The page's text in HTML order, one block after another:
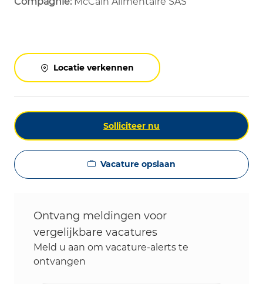
Locatie verkennen
Solliciteer nu
Vacature opslaan
Ontvang meldingen voor
vergelijkbare vacatures
Meld u aan om vacature-alerts te
ontvangen